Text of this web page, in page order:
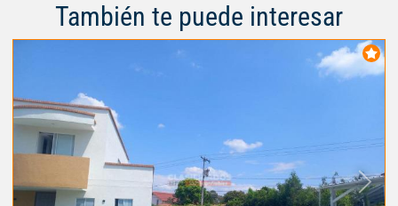
También te puede interesar